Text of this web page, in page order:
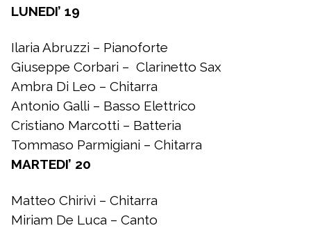
LUNEDI’ 19
Ilaria Abruzzi – Pianoforte
Giuseppe Corbari – Clarinetto Sax
Ambra Di Leo – Chitarra
Antonio Galli – Basso Elettrico
Cristiano Marcotti – Batteria
Tommaso Parmigiani – Chitarra
MARTEDI’ 20
Matteo Chirivì – Chitarra
Miriam De Luca – Canto